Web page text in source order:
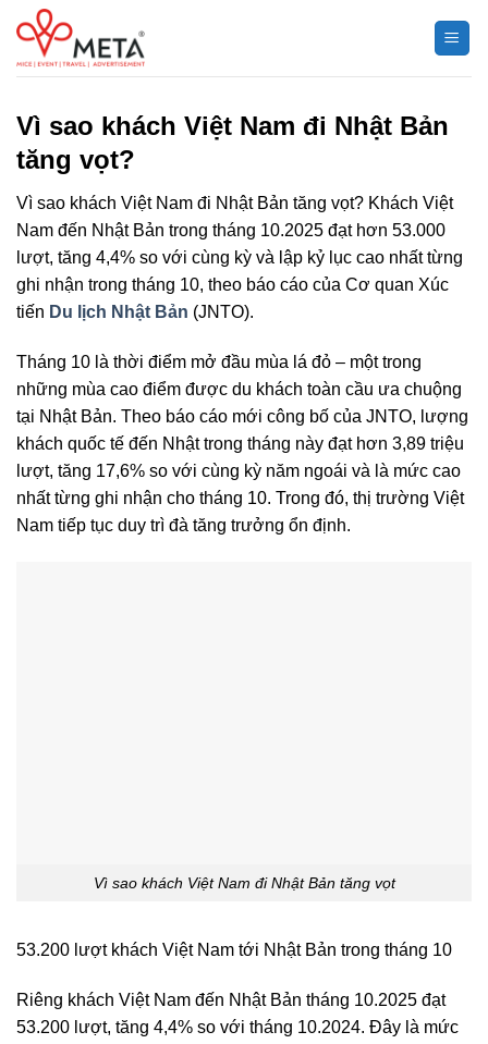
Chuyển
đến
nội
Vì sao khách Việt Nam đi Nhật Bản
tăng vọt?
Vì sao khách Việt Nam đi Nhật Bản tăng vọt? Khách Việt
Nam đến Nhật Bản trong tháng 10.2025 đạt hơn 53.000
lượt, tăng 4,4% so với cùng kỳ và lập kỷ lục cao nhất từng
ghi nhận trong tháng 10, theo báo cáo của Cơ quan Xúc
tiến Du lịch Nhật Bản (JNTO).
Tháng 10 là thời điểm mở đầu mùa lá đỏ – một trong
những mùa cao điểm được du khách toàn cầu ưa chuộng
tại Nhật Bản. Theo báo cáo mới công bố của JNTO, lượng
khách quốc tế đến Nhật trong tháng này đạt hơn 3,89 triệu
lượt, tăng 17,6% so với cùng kỳ năm ngoái và là mức cao
nhất từng ghi nhận cho tháng 10. Trong đó, thị trường Việt
Nam tiếp tục duy trì đà tăng trưởng ổn định.
Vì sao khách Việt Nam đi Nhật Bản tăng vọt
53.200 lượt khách Việt Nam tới Nhật Bản trong tháng 10
Riêng khách Việt Nam đến Nhật Bản tháng 10.2025 đạt
53.200 lượt, tăng 4,4% so với tháng 10.2024. Đây là mức